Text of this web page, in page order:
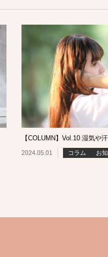
【COLUMN】Vol.10 湿気や
2024.05.01 コラム お